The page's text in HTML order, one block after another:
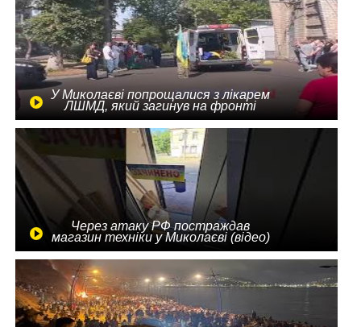
У Миколаєві попрощалися з лікарем
ЛШМД, який загинув на фронті
Через атаку РФ постраждав
магазин техніки у Миколаєві (відео)